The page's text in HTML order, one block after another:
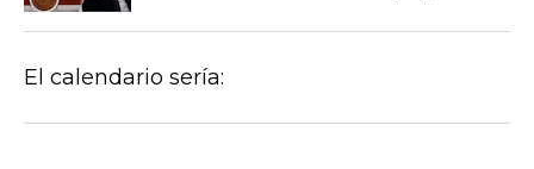
de los 6 meses trabajados
El calendario sería: